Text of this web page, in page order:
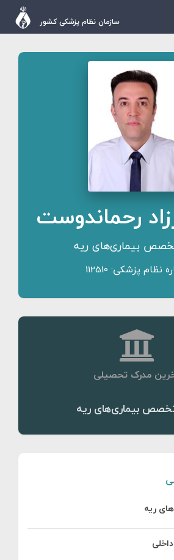
سازمان نظام پزشکی کشور
رحماندوست
بیماری‌های ریه
نظام پزشکی: 112510
مدرک تحصیلی
بیماری‌های ریه
ریه